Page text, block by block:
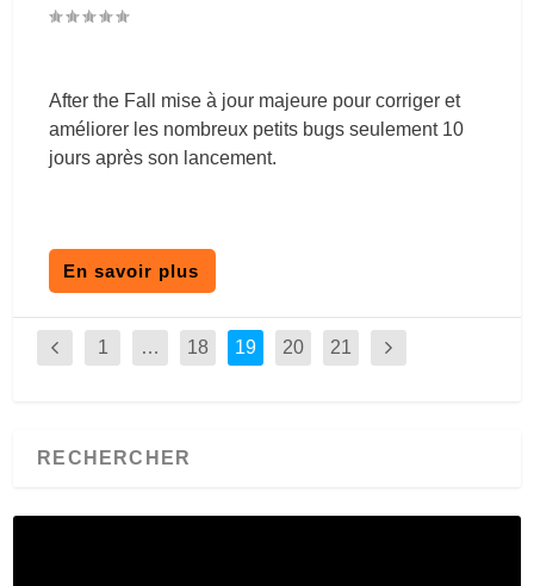
After the Fall mise à jour majeure pour corriger et
améliorer les nombreux petits bugs seulement 10
jours après son lancement.
En savoir plus
1 … 18 19 20 21